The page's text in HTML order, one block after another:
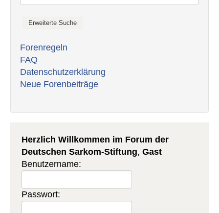
Forenregeln
FAQ
Datenschutzerklärung
Neue Forenbeiträge
Herzlich Willkommen im Forum der
Deutschen Sarkom-Stiftung,Gast
Benutzername:
Passwort: